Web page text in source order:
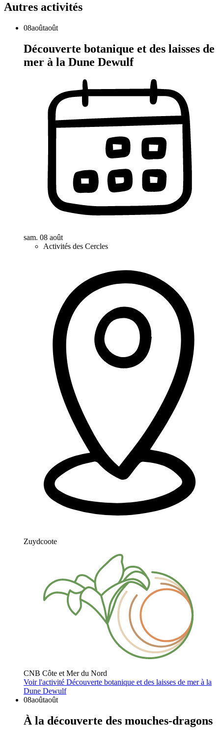
Autres activités
08aoûtaoût
Découverte botanique et des laisses de
mer à la Dune Dewulf
sam. 08 août
Activités des Cercles
Zuydcoote
CNB Côte et Mer du Nord
Voir l'activité Découverte botanique et des laisses de mer à la
Dune Dewulf
08aoûtaoût
À la découverte des mouches-dragons